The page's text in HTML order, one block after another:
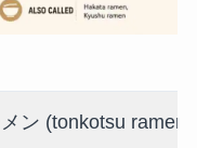
ン (tonkotsu ramen)